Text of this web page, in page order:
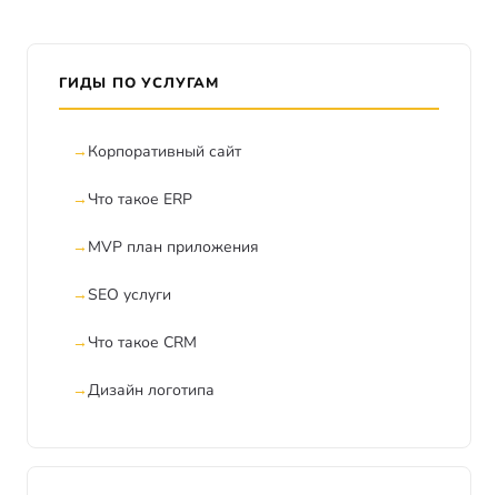
ГИДЫ ПО УСЛУГАМ
Корпоративный сайт
Что такое ERP
MVP план приложения
SEO услуги
Что такое CRM
Дизайн логотипа